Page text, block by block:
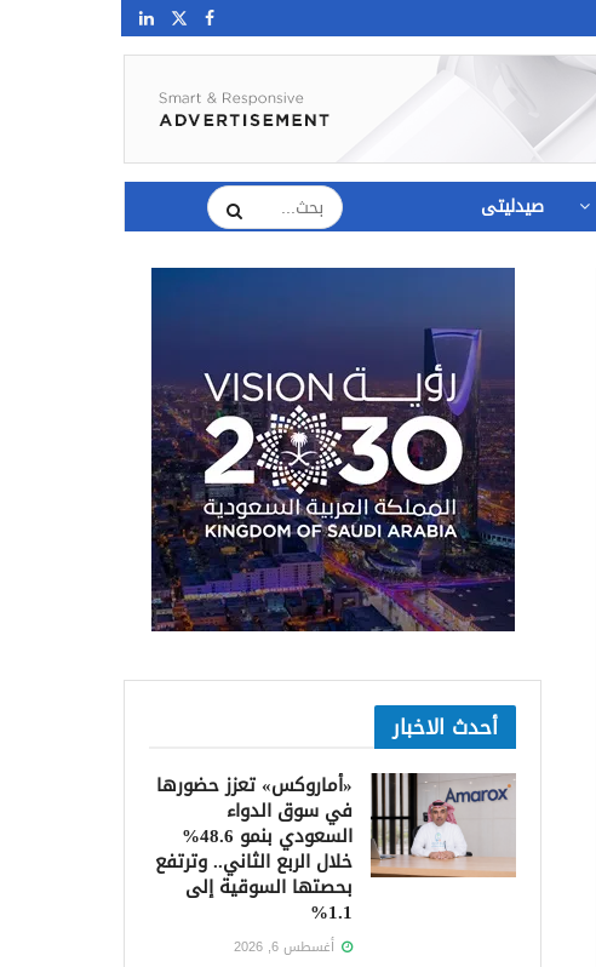
صيدليتى
أحدث الاخبار
«أماروكس» تعزز حضورها
في سوق الدواء
السعودي بنمو 48.6%
خلال الربع الثاني.. وترتفع
بحصتها السوقية إلى
1.1%
أغسطس 6, 2026